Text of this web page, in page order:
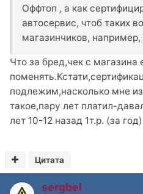
Оффтоп , а как
автосервис, чтоб таких
магазинчиков,
Что за бред,чек с магазина
подлежим,насколько мне
такое,пару лет платил-
лет 10-12 назад 1т.р. (за
Цитата
sergbel